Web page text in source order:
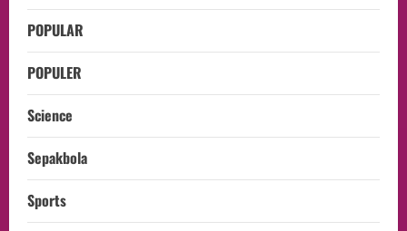
POPULAR
POPULER
Science
Sepakbola
Sports